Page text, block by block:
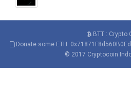
BTT : Crypto
Donate some ETH:
© 2017 Cryptocoin